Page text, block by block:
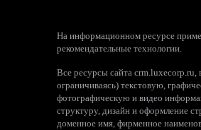
На информационном ресурсе
рекомендательные технологии.
Все ресурсы сайта crm.luxecorp.ru,
ограничиваясь) текстовую,
фотографическую и видео
структуру, дизайн и оформление
доменное имя, фирменное